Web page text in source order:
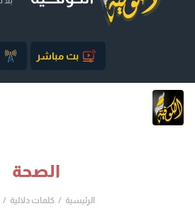
بث مباشر
الصحة
الرئيسية كلمات دلالية